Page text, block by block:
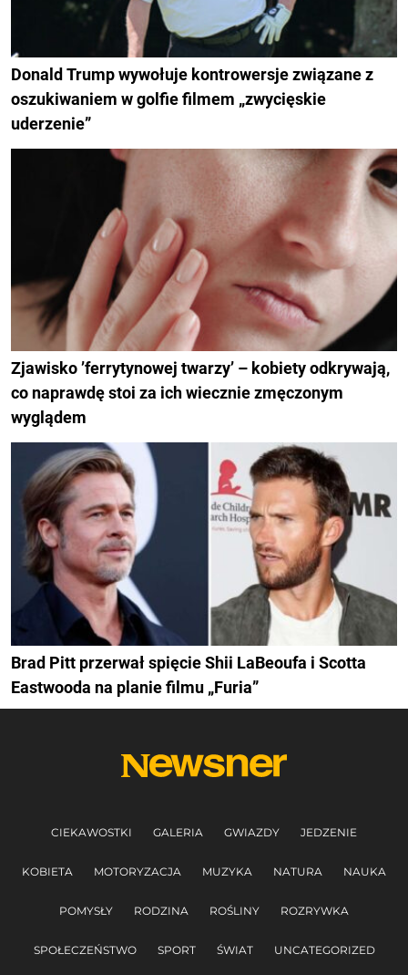
Donald Trump wywołuje kontrowersje związane z
oszukiwaniem w golfie filmem „zwycięskie
uderzenie”
Zjawisko ’ferrytynowej twarzy’ – kobiety odkrywają,
co naprawdę stoi za ich wiecznie zmęczonym
wyglądem
Brad Pitt przerwał spięcie Shii LaBeoufa i Scotta
Eastwooda na planie filmu „Furia”
CIEKAWOSTKI GALERIA GWIAZDY JEDZENIE
KOBIETA MOTORYZACJA MUZYKA NATURA NAUKA
POMYSŁY RODZINA ROŚLINY ROZRYWKA
SPOŁECZEŃSTWO SPORT ŚWIAT UNCATEGORIZED